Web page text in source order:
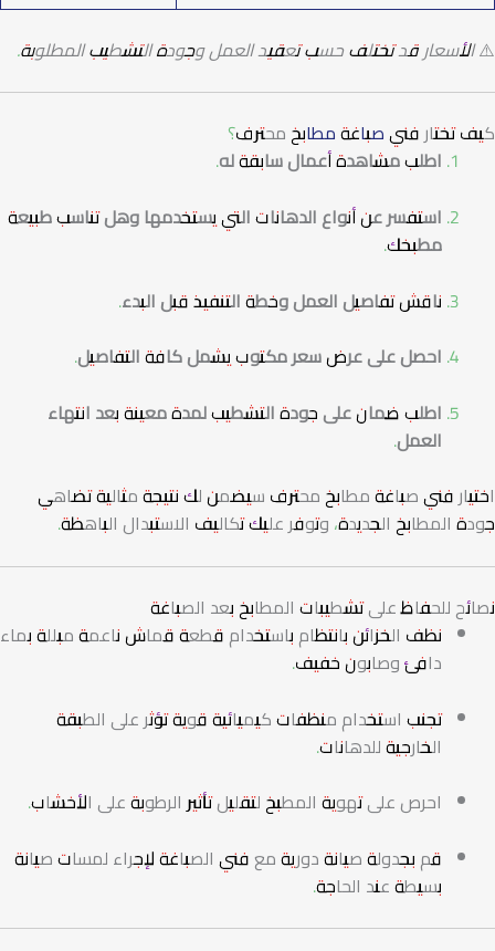
⚠️الأسعار قد تختلف حسب تعقيد العمل وجودة التشطيب المطلوبة.
كيف تختار فنيصباغة مطابخ محترف؟
اطلب مشاهدة أعمال سابقة له.
استفسر عن أنواع الدهانات التي يستخدمها وهل تناسب طبيعة
مطبخك.
ناقش تفاصيل العمل وخطة التنفيذ قبل البدء.
احصل على عرض سعر مكتوب يشمل كافة التفاصيل.
اطلب ضمان على جودة التشطيب لمدة معينة بعد انتهاء
العمل.
اختيار فني صباغة مطابخ محترف سيضمن لك نتيجة مثالية تضاهي
جودة المطابخ الجديدة، وتوفر عليك تكاليف الاستبدال الباهظة.
نصائح للحفاظ على تشطيبات المطابخ بعد الصباغة
نظف الخزائن بانتظام باستخدام قطعة قماش ناعمة مبللة بماء
دافئ وصابون خفيف.
تجنب استخدام منظفات كيميائية قوية تؤثر على الطبقة
الخارجية للدهانات.
احرص على تهوية المطبخ لتقليل تأثير الرطوبة على الأخشاب.
قم بجدولة صيانة دورية مع فني الصباغة لإجراء لمسات صيانة
بسيطة عند الحاجة.